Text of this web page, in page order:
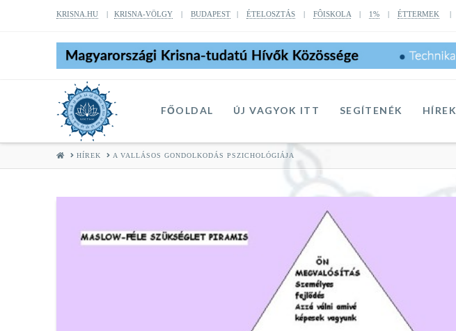
KRISNA.HU| KRISNA-VÖLGY| BUDAPEST| ÉTELOSZTÁS| FÔISKOLA| 1%| ÉTTERMEK |
FŐOLDAL ÚJ VAGYOK ITT SEGÍTENÉK HÍREK
HOMEHÍREK A VALLÁSOS GONDOLKODÁS PSZICHOLÓGIÁJA